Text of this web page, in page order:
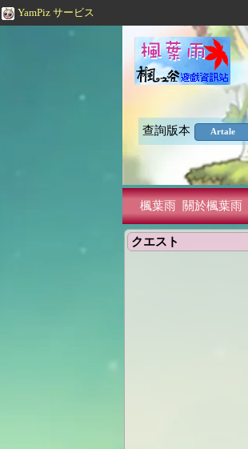
YamPiz サービス
查詢版本 Artale
楓葉雨 關於楓葉雨
クエスト